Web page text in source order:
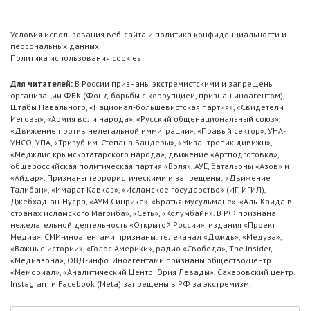
Условия использования веб-сайта и политика конфиденциальности и
персональных данных
Политика использования cookies
Для читателей: В России признаны экстремистскими и запрещены
организации ФБК (Фонд борьбы с коррупцией, признан иноагентом),
Штабы Навального, «Национал-большевистская партия», «Свидетели
Иеговы», «Армия воли народа», «Русский общенациональный союз»,
«Движение против нелегальной иммиграции», «Правый сектор», УНА-
УНСО, УПА, «Тризуб им. Степана Бандеры», «Мизантропик дивижн»,
«Меджлис крымскотатарского народа», движение «Артподготовка»,
общероссийская политическая партия «Воля», АУЕ, батальоны «Азов» и
«Айдар». Признаны террористическими и запрещены: «Движение
Талибан», «Имарат Кавказ», «Исламское государство» (ИГ, ИГИЛ),
Джебхад-ан-Нусра, «АУМ Синрике», «Братья-мусульмане», «Аль-Каида в
странах исламского Магриба», «Сеть», «Колумбайн». В РФ признана
нежелательной деятельность «Открытой России», издания «Проект
Медиа». СМИ-иноагентами признаны: телеканал «Дождь», «Медуза»,
«Важные истории», «Голос Америки», радио «Свобода», The Insider,
«Медиазона», ОВД-инфо. Иноагентами признаны общество/центр
«Мемориал», «Аналитический Центр Юрия Левады», Сахаровский центр.
Instagram и Facebook (Metа) запрещены в РФ за экстремизм.